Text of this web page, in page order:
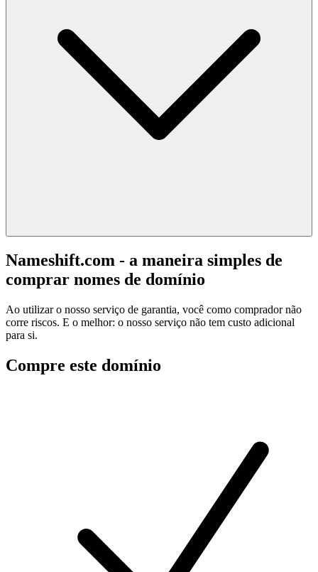
Nameshift.com - a maneira simples de
comprar nomes de domínio
Ao utilizar o nosso serviço de garantia, você como comprador não
corre riscos. E o melhor: o nosso serviço não tem custo adicional
para si.
Compre este domínio